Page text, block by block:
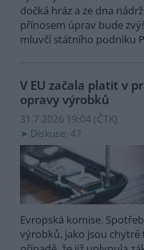
dočká hráz a ze dna
přínosem úprav bude
mluvčí státního podniku
V EU začala platit v
opravy výrobků
31.7.2026 19:04 (ČTK)
Diskuse: 47
Evropská komise.
výrobků, jako jsou chytré